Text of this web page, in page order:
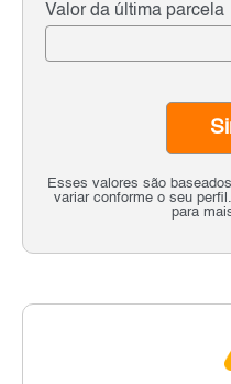
Valor da última parcela
Esses valores são
variar conforme o seu
para